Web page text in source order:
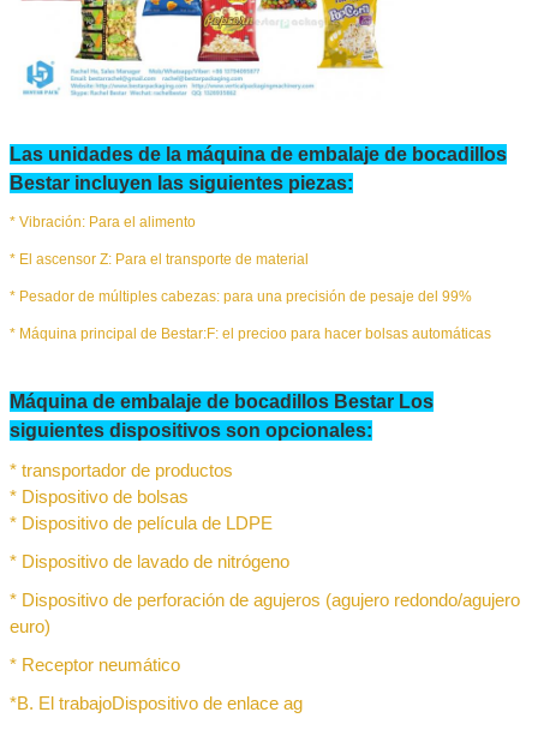
de la seguridad.
El compresor de
aire sugiere
1. m3/min: mínimo 1,0 2. Mpa: 0,5-0,8 3. KW: Min 7,5 kW
En el caso de la
1El voltaje estándar de la máquina es de 220 V, de fase
para 380 V, tres fases, etc.
Las unidades de la máquina de embalaje de bocadillos
Bestar incluyen las siguientes piezas:
* Vibración: Para el alimento
* El ascensor Z: Para el transporte de material
* Pesador de múltiples cabezas: para una precisión de pesaje del 99%
* Máquina principal de Bestar:F: el precioo para hacer bolsas automáticas
Máquina de embalaje de bocadillos Bestar Los
siguientes dispositivos son opcionales:
* transportador de productos
* Dispositivo de bolsas
* Dispositivo de película de LDPE
* Dispositivo de lavado de nitrógeno
* Dispositivo de perforación de agujeros (agujero redondo/agujero
euro)
* Receptor neumático
*B. El trabajoDispositivo de enlace ag